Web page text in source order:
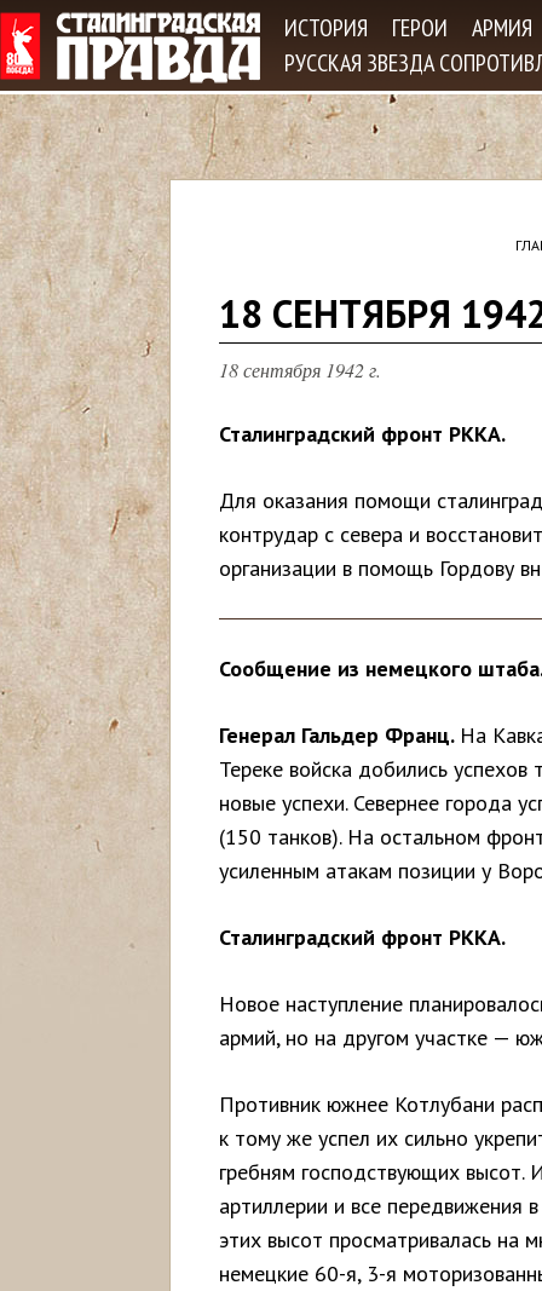
ИСТОРИЯ ГЕРОИ
АРМИЯ
РУССКАЯ ЗВЕЗДА
ы
е
с
18 СЕНТЯБРЯ
18 сентября 1942 г.
Сталинградский фронт РККА.
Для оказания помощи
контрудар с севера и
организации в помощь Гордову
Сообщение из немецкого
Генерал Гальдер Франц. На
Тереке войска добились
новые успехи. Севернее города
(150 танков). На остальном
усиленным атакам позиции у
Сталинградский фронт РККА.
Новое наступление
армий, но на другом участке —
Противник южнее Котлубани
к тому же успел их сильно
гребням господствующих высот.
артиллерии и все передвижения
этих высот просматривалась на
немецкие 60-я, 3-я